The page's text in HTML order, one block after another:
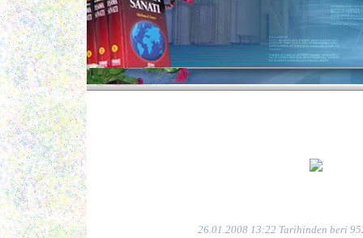
26.01.2008 13:22 Tarihinden beri